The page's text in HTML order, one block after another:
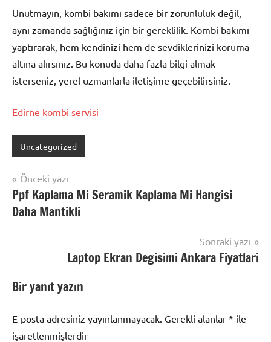
Unutmayın, kombi bakımı sadece bir zorunluluk değil,
aynı zamanda sağlığınız için bir gereklilik. Kombi bakımı
yaptırarak, hem kendinizi hem de sevdiklerinizi koruma
altına alırsınız. Bu konuda daha fazla bilgi almak
isterseniz, yerel uzmanlarla iletişime geçebilirsiniz.
Edirne kombi servisi
Uncategorized
Yazı
gezinmesi
Önceki yazı
Ppf Kaplama Mi Seramik Kaplama Mi Hangisi
Daha Mantikli
Sonraki yazı
Laptop Ekran Degisimi Ankara Fiyatlari
Bir yanıt yazın
E-posta adresiniz yayınlanmayacak. Gerekli alanlar * ile
işaretlenmişlerdir